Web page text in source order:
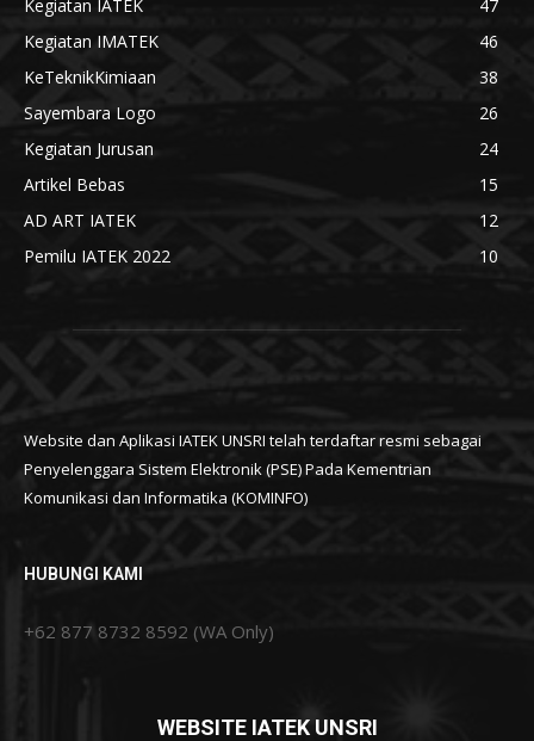
Kegiatan IATEK
47
Kegiatan IMATEK
46
KeTeknikKimiaan
38
Sayembara Logo
26
Kegiatan Jurusan
24
Artikel Bebas
15
AD ART IATEK
12
Pemilu IATEK 2022
10
Website dan Aplikasi IATEK UNSRI telah terdaftar resmi sebagai
Penyelenggara Sistem Elektronik (PSE) Pada Kementrian
Komunikasi dan Informatika (KOMINFO)
HUBUNGI KAMI
+62 877 8732 8592 (WA Only)
WEBSITE IATEK UNSRI